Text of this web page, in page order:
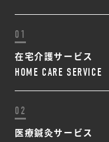
01
在宅介護サービス
HOME CARE SERVICE
02
医療鍼灸サービス